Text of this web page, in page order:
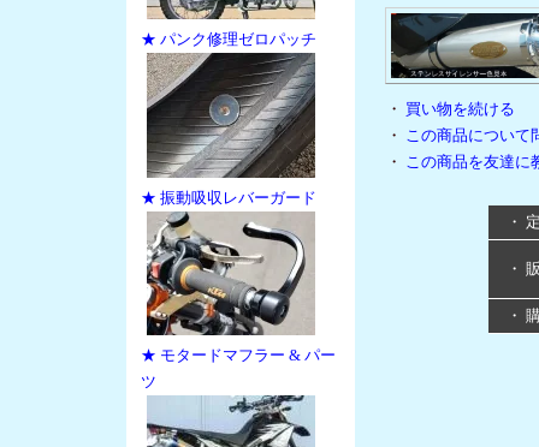
★ パンク修理ゼロパッチ
★ 振動吸収レバーガード
★ モタードマフラー & パー
ツ
・ 買い物を続ける
・
この商品について
・
この商品を友達に
・
・
・